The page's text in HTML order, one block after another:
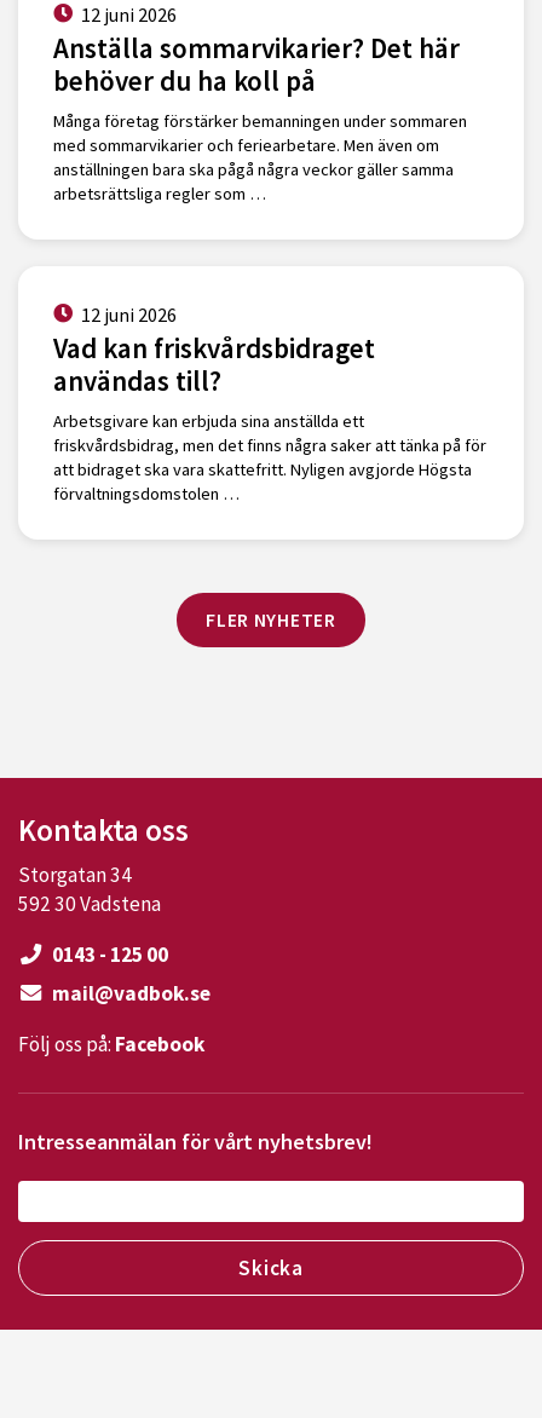
12 juni 2026
Anställa sommarvikarier? Det här
behöver du ha koll på
Många företag förstärker bemanningen under sommaren
med sommarvikarier och feriearbetare. Men även om
anställningen bara ska pågå några veckor gäller samma
arbetsrättsliga regler som …
12 juni 2026
Vad kan friskvårdsbidraget
användas till?
Arbetsgivare kan erbjuda sina anställda ett
friskvårdsbidrag, men det finns några saker att tänka på för
att bidraget ska vara skattefritt. Nyligen avgjorde Högsta
förvaltningsdomstolen …
FLER NYHETER
Kontakta oss
Storgatan 34
592 30 Vadstena
0143 - 125 00
mail@vadbok.se
Följ oss på: Facebook
Intresseanmälan för vårt nyhetsbrev!